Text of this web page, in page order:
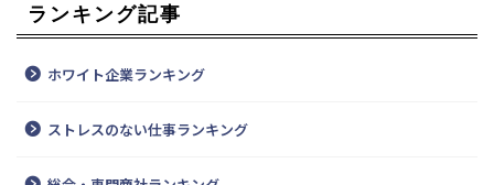
ランキング記事
ホワイト企業ランキング
ストレスのない仕事ランキング